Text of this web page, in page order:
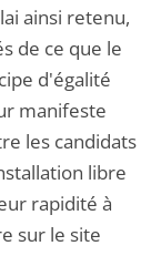
ainsi retenu,
de ce que le
d'égalité
manifeste
les candidats
libre
rapidité à
sur le site